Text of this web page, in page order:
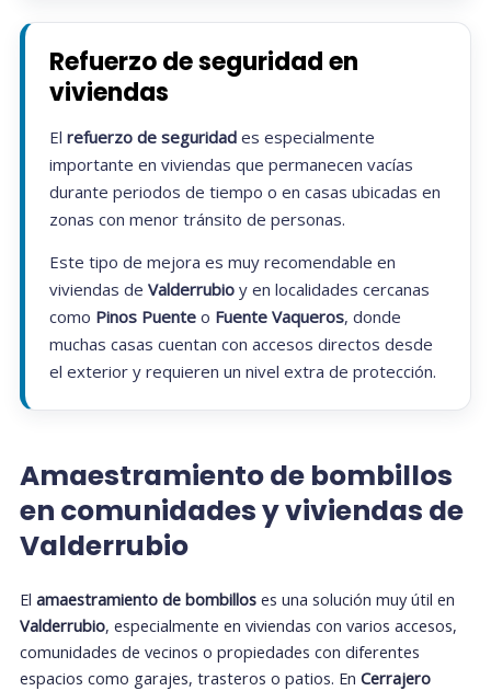
Refuerzo de seguridad en
viviendas
El refuerzo de seguridades especialmente
importante en viviendas que permanecen vacías
durante periodos de tiempo o en casas ubicadas en
zonas con menor tránsito de personas.
Este tipo de mejora es muy recomendable en
viviendas de Valderrubioy en localidades cercanas
como Pinos Puenteo Fuente Vaqueros, donde
muchas casas cuentan con accesos directos desde
el exterior y requieren un nivel extra de protección.
Amaestramiento de bombillos
en comunidades y viviendas de
Valderrubio
El amaestramiento de bombilloses una solución muy útil en
Valderrubio, especialmente en viviendas con varios accesos,
comunidades de vecinos o propiedades con diferentes
espacios como garajes, trasteros o patios. En Cerrajero